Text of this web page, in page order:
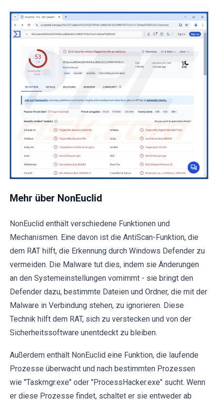
Mehr über NonEuclid
NonEuclid enthält verschiedene Funktionen und
Mechanismen. Eine davon ist die AntiScan-Funktion, die
dem RAT hilft, die Erkennung durch Windows Defender zu
vermeiden. Die Malware tut dies, indem sie Änderungen
an den Systemeinstellungen vornimmt - sie bringt den
Defender dazu, bestimmte Dateien und Ordner, die mit der
Malware in Verbindung stehen, zu ignorieren. Diese
Technik hilft dem RAT, sich zu verstecken und von der
Sicherheitssoftware unentdeckt zu bleiben.
Außerdem enthält NonEuclid eine Funktion, die laufende
Prozesse überwacht und nach bestimmten Prozessen
wie "Taskmgr.exe" oder "ProcessHacker.exe" sucht. Wenn
er diese Prozesse findet, schaltet er sie entweder ab